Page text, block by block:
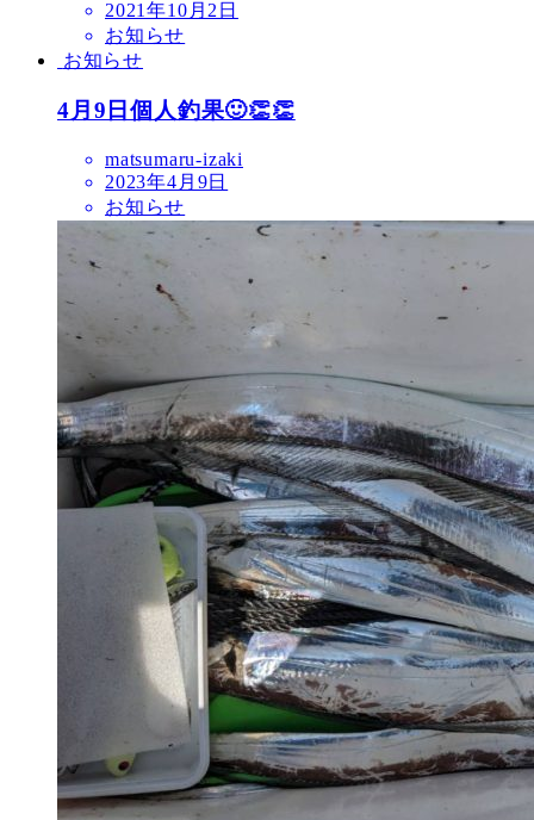
2021年10月2日
お知らせ
お知らせ
4月9日個人釣果🙂👏👏
matsumaru-izaki
2023年4月9日
お知らせ